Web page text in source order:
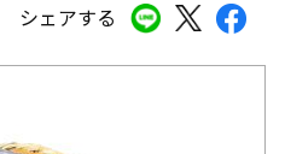
シェアする